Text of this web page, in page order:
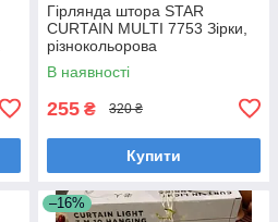
Гірлянда штора STAR
CURTAIN MULTI 7753 Зірки,
різнокольорова
В наявності
255 ₴ 320 ₴
Купити
–16%